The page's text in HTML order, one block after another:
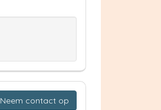
Neem contact op